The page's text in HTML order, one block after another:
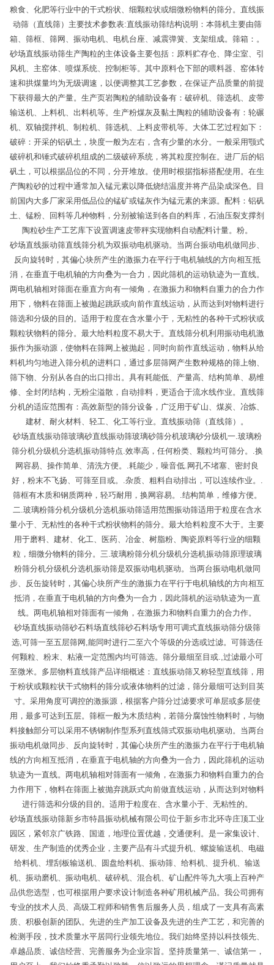
粮食、化肥等行业中的干式粉状、细颗粒状或细微粉物料的筛分。直线振
动筛（直线筛）主要技术参数表:直线振动筛结构说明：本筛机主要由筛
箱、筛框、筛网、振动电机、电机台座、减震弹簧、支架组成。筛箱：。
砂场直线振动筛生产陶粒的主体设备主要包括：原料贮存仓、降尘室、引
风机、主窑体、喷煤系统、控制柜等。其中原料仓下部的喂料器、窑体转
速和拱煤量均为无级调速，以便调整其工艺参数，在保证产品质量的前提
下获得最大的产量。生产页岩陶粒的辅助设备有：破碎机、筛选机、皮带
输送机、上料机、出料机等。生产粉煤灰及黏土陶粒的辅助设备有：轮碾
机、双轴搅拌机、制粒机、筛选机、上料皮带机等。大体工艺过程如下：
破碎：开采的铝矾土，块度一般为左右，含有少量的水分。一般采用颚式
破碎机和锤式破碎机组成的二级破碎系统，将其粒度控制在。进厂后的铝
矾土，可以根据品位的不同，分开堆放。使用时根据指标搭配使用。在生
产陶粒砂的过程中通常加入锰元素以降低烧结温度并将产品染成深色。目
前国内大多厂家采用低品位的锰矿或锰灰作为锰元素的来源。配料：铝矾
土、锰粉、回料等几种物料，分别被输送到各自的料库，石油压裂支撑剂
陶粒砂生产工艺库下设置调速皮带秤实现物料自动配料计量。粉。
砂场直线振动筛直线筛分机为双振动电机驱动。当两台振动电机做同步、
反向旋转时，其偏心块所产生的激振力在平行于电机轴线的方向相互抵
消，在垂直于电机轴的方向叠为一合力，因此筛机的运动轨迹为一直线。
两电机轴相对筛面在垂直方向有一倾角，在激振力和物料自重力的合力作
用下，物料在筛面上被抛起跳跃或向前作直线运动，从而达到对物料进行
筛选和分级的目的。适用于粒度在含水量小于，无粘性的各种干式粉状或
颗粒状物料的筛分。最大给料粒度不易大于。直线筛分机利用振动电机激
振作为振动源，使物料在筛网上被抛起，同时向前作直线运动，物料从给
料机均匀地进入筛分机的进料口，通过多层筛网产生数种规格的筛上物、
筛下物、分别从各自的出口排出。具有耗能低、产量高、结构简单、易维
修、全封闭结构，无粉尘溢散，自动排料，更适合于流水线作业。直线筛
分机的适应范围有：高效新型的筛分设备，广泛用于矿山、煤炭、冶炼、
建材、耐火材料、轻工、化工等行业。直线振动筛（直线筛）。
砂场直线振动筛玻璃砂直线振动筛玻璃砂筛分机玻璃砂分级机一.玻璃粉
筛分机分级机分选机振动筛特点.效率高，任何粉类、颗粒均可筛分。.换
网容易、操作简单、清洗方便。.耗能少，噪音低.网孔不堵塞、密封良
好，粉末不飞扬、可筛至目或。.杂质、粗料自动排出，可以连续作业。.
筛框有木质和钢质两种，轻巧耐用，换网容易。.结构简单，维修方便。
二.玻璃粉筛分机分级机分选机振动筛适用范围振动筛适用于粒度在含水
量小于、无粘性的各种干式粉状物料的筛分。最大给料粒度不大于。主要
用于磨料、建材、化工、医药、冶金、树脂粉、陶瓷原料等行业的细颗
粒，细微分物料的筛分。三.玻璃粉筛分机分级机分选机振动筛原理玻璃
粉筛分机分级机分选机振动筛是双振动电机驱动。当两台振动电机做同
步、反缶旋转时，其偏心块所产生的激振力在平行于电机轴线的方向相互
抵消，在垂直于电机轴的方向叠为一合力，因此筛机的运动轨迹为一直
线。两电机轴相对筛面有一倾角，在激振力和物料自重力的合力作。
砂场直线振动筛砂石料场直线筛砂石料场专用可调式直线振动筛分级筛
选,可筛一至五层筛网,能同时进行二至六个等级的分选或过滤。可筛选任
何颗粒、粉末、粘液一定范围内均可筛选。筛分最细至目或.,过滤最小可
至微米。多层物料直线筛产品详细概述：直线振动筛又称轻型直线筛，用
于粉状或颗粒状干式物料的筛分或液体物料的过滤，筛分最细可达到目英
寸。采用角度可调控的激振源，根据客户筛分过滤要求可单层或多层使
用，最多可达到五层。筛框一般为木质结构，若筛分腐蚀性物料时，与物
料接触部分可以采用不锈钢制作型系列直线筛式双振动电机驱动。当两台
振动电机做同步、反向旋转时，其偏心块所产生的激振力在平行于电机轴
线的方向相互抵消，在垂直于电机轴的方向叠为一合力，因此筛机的运动
轨迹为一直线。两电机轴相对筛面有一倾角，在激振力和物料自重力的合
力作用下，物料在筛面上被抛弃跳跃式向前做直线运动，从而达到对物料
进行筛选和分级的目的。适用于粒度在、含水量小于、无粘性的。
砂场直线振动筛新乡市特昌振动机械有限公司位于新乡市北环寺庄顶工业
园区，紧邻京广铁路、国道，地理位置优越，交通便利。是一家集设计、
研发、生产制造的优秀企业，主要产品有斗式提升机、螺旋输送机、电磁
给料机、埋刮板输送机、圆盘给料机、振动筛、给料机、提升机、输送
机、振动磨机、振动电机、破碎机、混合机、矿山配件等九大项上百种产
品供您选型，也可根据用户要求设计制造各种矿用机械产品。我公司拥有
专业的技术人员、高级工程师和销售售后服务人员，组成了一支具有高素
质、积极创新的团队。先进的生产加工设备及先进的生产工艺，和完善的
检测手段，技术质量水平居同行业领先地位。我们始终坚持以科技领先、
卓越品质、诚信经营、完善服务为企业宗旨。坚持质量第一、诚信第一，